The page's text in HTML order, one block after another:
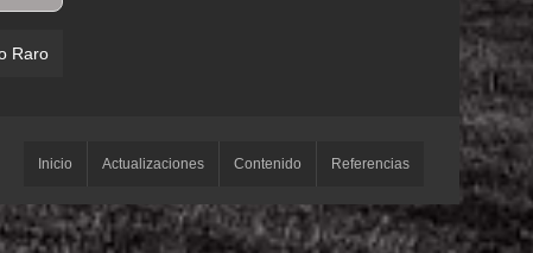
Raro
Inicio Actualizaciones Contenido Referencias